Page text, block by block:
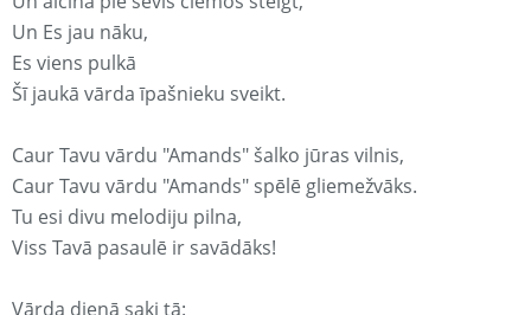
Un Es jau nāku,
Es viens pulkā
Šī jaukā vārda īpašnieku sveikt.
Caur Tavu vārdu "Amands" šalko jūras vilnis,
Caur Tavu vārdu "Amands" spēlē gliemežvāks.
Tu esi divu melodiju pilna,
Viss Tavā pasaulē ir savādāks!
Vārda dienā saki tā: